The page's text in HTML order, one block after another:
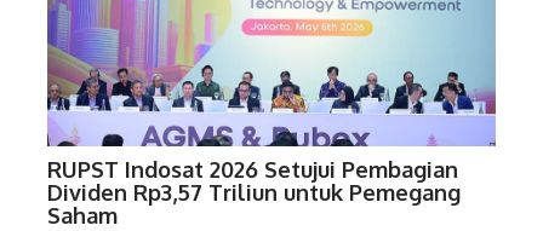
RUPST Indosat 2026 Setujui Pembagian
Dividen Rp3,57 Triliun untuk Pemegang
Saham